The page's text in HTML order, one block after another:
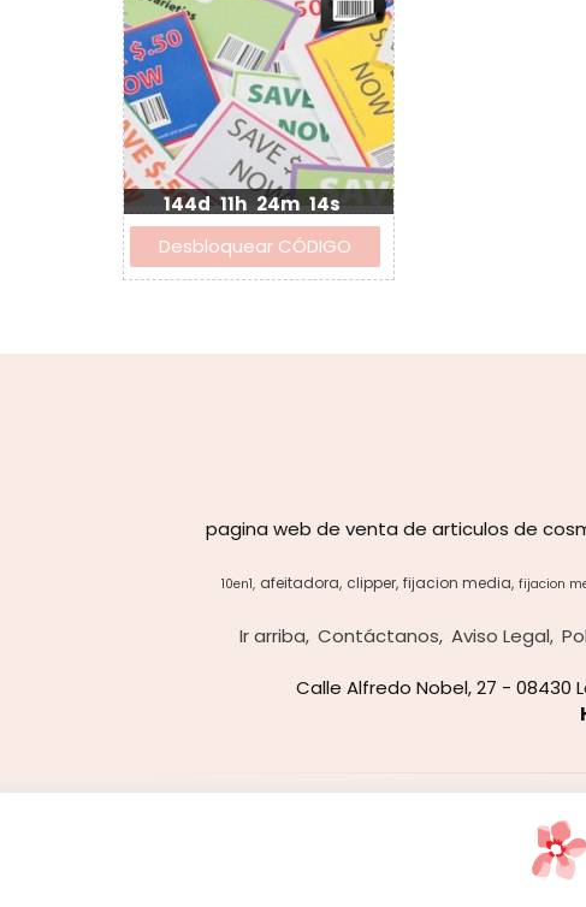
144d 11h 24m 13s
pagina web de venta de articulos de
10en1 afeitadora clipper fijacion media fijacion
Ir arriba Contáctanos Aviso Legal
Calle Alfredo Nobel, 27 - 08430
Usamos cookies de terceros para mejorar la experiencia de